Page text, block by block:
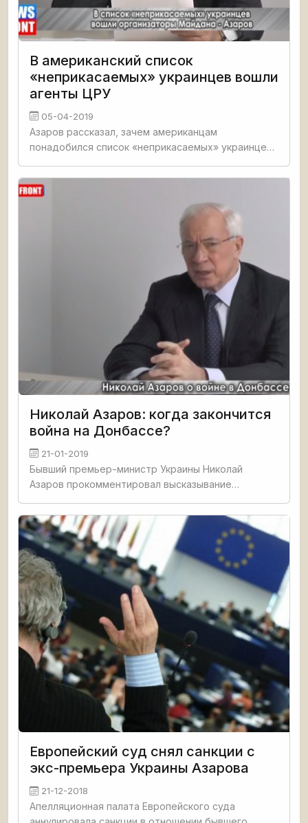
В американский список
«неприкасаемых» украинцев вошли
агенты ЦРУ
05-04-2019
Азаров рассказал, зачем американцам
понадобился список «неприкасаемых» украинцев,
Николай Азаров: когда закончится
война на Донбассе?
21-01-2019
Бывший премьер-министр Украины Николай
Азаров прокомментировал высказывание
Европейский суд снял санкции с
экс-премьера Украины Азарова
21-12-2018
Апелляционная палата Европейского суда